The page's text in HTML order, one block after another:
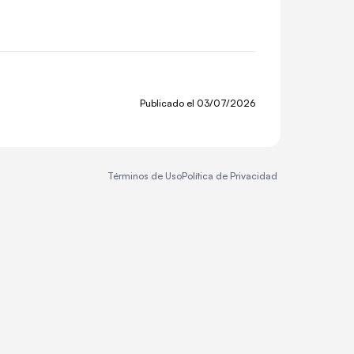
Publicado el 03/07/2026
Términos de UsoPolítica de Privacidad